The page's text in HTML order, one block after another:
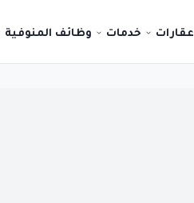
عقارات خدمات وظائف المنوفية